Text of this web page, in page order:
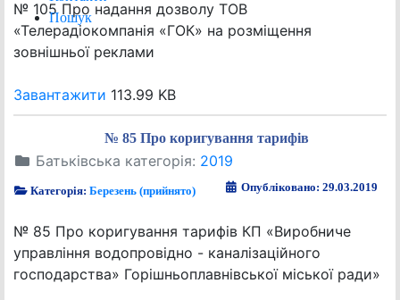
Пошук
№ 105 Про надання дозволу ТОВ
«Телерадіокомпанія «ГОК» на розміщення
зовнішньої реклами
Завантажити 113.99 KB
№ 85 Про коригування тарифів
Батьківська категорія: 2019
Категорія:Березень (прийнято) Опубліковано: 29.03.2019
№ 85 Про коригування тарифів КП «Виробниче
управління водопровідно - каналізаційного
господарства» Горішньоплавнівської міської ради»